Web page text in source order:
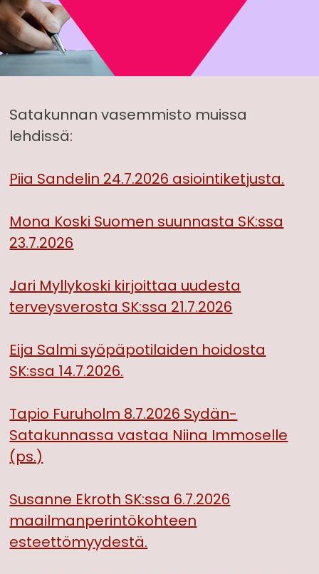
Satakunnan vasemmisto muissa
lehdissä:
Piia Sandelin 24.7.2026 asiointiketjusta.
Mona Koski Suomen suunnasta SK:ssa
23.7.2026
Jari Myllykoski kirjoittaa uudesta
terveysverosta SK:ssa 21.7.2026
Eija Salmi syöpäpotilaiden hoidosta
SK:ssa 14.7.2026.
Tapio Furuholm 8.7.2026 Sydän-
Satakunnassa vastaa Niina Immoselle
(ps.)
Susanne Ekroth SK:ssa 6.7.2026
maailmanperintökohteen
esteettömyydestä.